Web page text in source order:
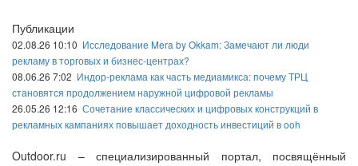
Публикации
02.08.26 10:10 Исследование Mera by Okkam: Замечают ли люди
рекламу в торговых и бизнес-центрах?
08.06.26 7:02 Индор-реклама как часть медиамикса: почему ТРЦ
становятся продолжением наружной цифровой рекламы
26.05.26 12:16 Сочетание классических и цифровых конструкций в
рекламных кампаниях повышает доходность инвестиций в ooh
Outdoor.ru – специализированный портал, посвящённый